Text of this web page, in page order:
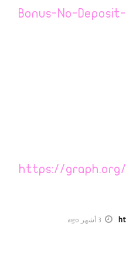
Bonus-No-
https://graph.org/
3 أشهر ago